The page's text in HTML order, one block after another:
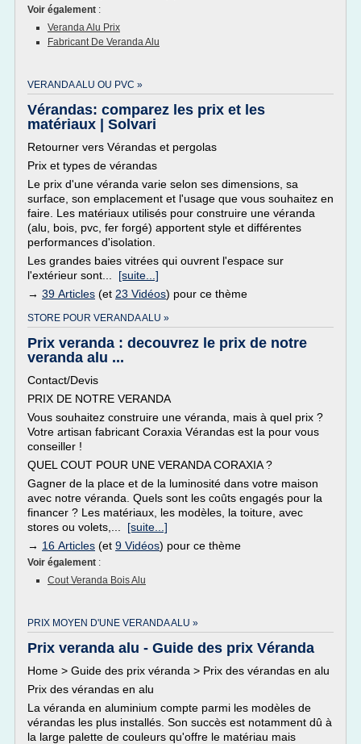
Voir également :
Veranda Alu Prix
Fabricant De Veranda Alu
VERANDA ALU OU PVC »
Vérandas: comparez les prix et les
matériaux | Solvari
Retourner vers Vérandas et pergolas
Prix et types de vérandas
Le prix d'une véranda varie selon ses dimensions, sa
surface, son emplacement et l'usage que vous souhaitez en
faire. Les matériaux utilisés pour construire une véranda
(alu, bois, pvc, fer forgé) apportent style et différentes
performances d'isolation.
Les grandes baies vitrées qui ouvrent l'espace sur
l'extérieur sont... [suite...]
→ 39 Articles (et 23 Vidéos) pour ce thème
STORE POUR VERANDA ALU »
Prix veranda : decouvrez le prix de notre
veranda alu ...
Contact/Devis
PRIX DE NOTRE VERANDA
Vous souhaitez construire une véranda, mais à quel prix ?
Votre artisan fabricant Coraxia Vérandas est la pour vous
conseiller !
QUEL COUT POUR UNE VERANDA CORAXIA ?
Gagner de la place et de la luminosité dans votre maison
avec notre véranda. Quels sont les coûts engagés pour la
financer ? Les matériaux, les modèles, la toiture, avec
stores ou volets,... [suite...]
→ 16 Articles (et 9 Vidéos) pour ce thème
Voir également :
Cout Veranda Bois Alu
PRIX MOYEN D'UNE VERANDA ALU »
Prix veranda alu - Guide des prix Véranda
Home > Guide des prix véranda > Prix des vérandas en alu
Prix des vérandas en alu
La véranda en aluminium compte parmi les modèles de
vérandas les plus installés. Son succès est notamment dû à
la large palette de couleurs qu'offre le matériau mais